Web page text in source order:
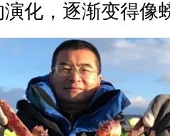
化，逐渐变得像